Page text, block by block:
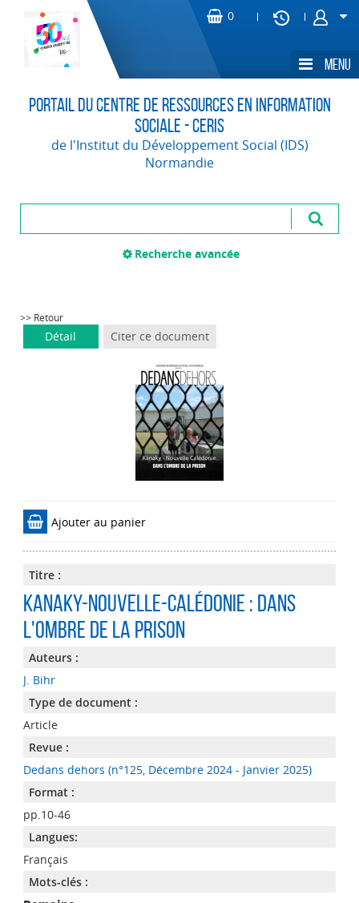
Portail du Centre de Ressources en Information
Sociale - CERIS
de l'Institut du Développement Social (IDS)
Normandie
Recherche avancée
>> Retour
Détail Citer ce document
Ajouter au panier
Titre :
Kanaky-Nouvelle-Calédonie : dans
l'ombre de la prison
Auteurs :
J. Bihr
Type de document :
Article
Revue :
Dedans dehors (n°125, Décembre 2024 - Janvier 2025)
Format :
pp.10-46
Langues:
Français
Mots-clés :